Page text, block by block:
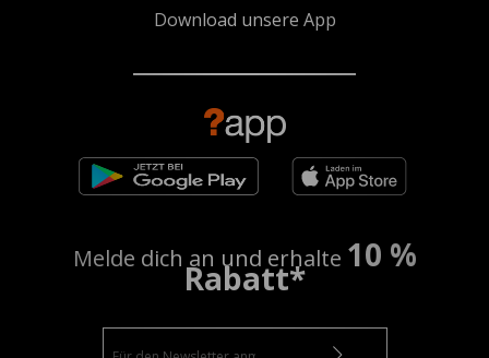
Download unsere App
Melde dich an und erhalte 10 %
Rabatt*